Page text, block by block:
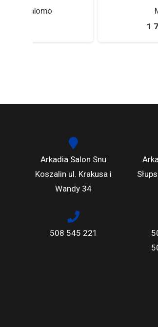
Materac Gejzer
2
Arkadia Salon Snu
Koszalin ul. Krakusa i
Wandy 34
508 545 221